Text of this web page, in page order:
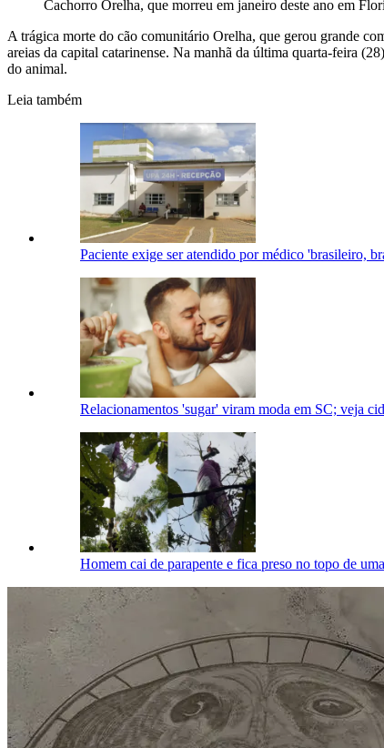
Cachorro Orelha, que morreu em janeiro deste ano em
A trágica morte do cão comunitário Orelha, que gerou grande
areias da capital catarinense. Na manhã da última quarta-feira
do animal.
Leia também
Paciente exige ser atendido por médico 'brasileiro,
Relacionamentos 'sugar' viram moda em SC; veja
Homem cai de parapente e fica preso no topo de